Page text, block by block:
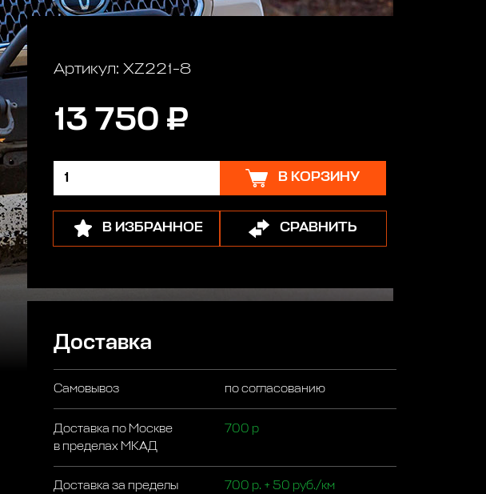
Артикул: XZ221-8
13 750 ₽
В КОРЗИНУ
В ИЗБРАННОЕ СРАВНИТЬ
Доставка
Самовывоз по согласованию
Доставка по Москве
в пределах МКАД
700 р
Доставка за пределы
700 р. + 50 руб./км